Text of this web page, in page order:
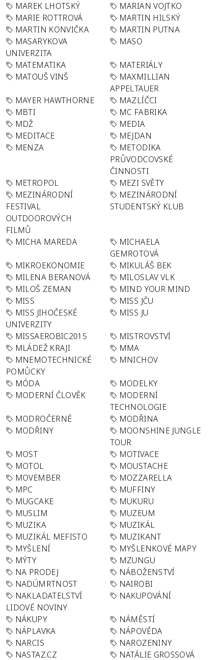
MAREK LHOTSKÝ
MARIAN VOJTKO
MARIE ROTTROVÁ
MARTIN HILSKÝ
MARTIN KONVIČKA
MARTIN PUTNA
MASARYKOVA
UNIVERZITA
MASO
MATEMATIKA
MATERIÁLY
MATOUŠ VINŠ
MAXMILLIAN
APPELTAUER
MAYER HAWTHORNE
MAZLÍČCI
MBTI
MC FABRIKA
MDŽ
MEDIA
MEDITACE
MEJDAN
MENZA
METODIKA
PRŮVODCOVSKÉ
ČINNOSTI
METROPOL
MEZI SVĚTY
MEZINÁRODNÍ
FESTIVAL
OUTDOOROVÝCH
FILMŮ
MEZINÁRODNÍ
STUDENTSKÝ KLUB
MICHA MAREDA
MICHAELA
GEMROTOVÁ
MIKROEKONOMIE
MIKULÁŠ BEK
MILENA BERANOVÁ
MILOSLAV VLK
MILOŠ ZEMAN
MIND YOUR MIND
MISS
MISS JČU
MISS JIHOČESKÉ
UNIVERZITY
MISS JU
MISSAEROBIC2015
MISTROVSTVÍ
MLÁDEŽ KRAJI
MMA
MNEMOTECHNICKÉ
POMŮCKY
MNICHOV
MÓDA
MODELKY
MODERNÍ ČLOVĚK
MODERNÍ
TECHNOLOGIE
MODROČERNÉ
MODŘINA
MODŘINY
MOONSHINE JUNGLE
TOUR
MOST
MOTIVACE
MOTOL
MOUSTACHE
MOVEMBER
MOZZARELLA
MPC
MUFFINY
MUGCAKE
MUKURU
MUSLIM
MUZEUM
MUZIKA
MUZIKÁL
MUZIKÁL MEFISTO
MUZIKANT
MYŠLENÍ
MYŠLENKOVÉ MAPY
MÝTY
MZUNGU
NA PRODEJ
NÁBOŽENSTVÍ
NADÚMRTNOST
NAIROBI
NAKLADATELSTVÍ
LIDOVÉ NOVINY
NAKUPOVÁNÍ
NÁKUPY
NÁMĚSTÍ
NÁPLAVKA
NÁPOVĚDA
NARCIS
NAROZENINY
NASTAZ.CZ
NATÁLIE GROSSOVÁ